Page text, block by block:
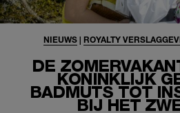
DE
KONINKLIJK
BADMUTS TOT
BIJ HET
NIEUWS| ROYALTY